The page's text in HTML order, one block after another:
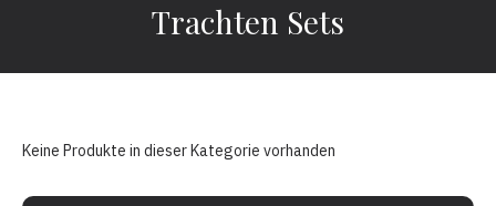
Trachten Sets
Keine Produkte in dieser Kategorie vorhanden